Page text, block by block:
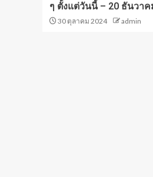
ๆ ตั้งแต่วันนี้ – 20 ธันวาค
30 ตุลาคม 2024 admin